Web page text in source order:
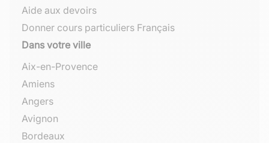
Aide aux devoirs
Donner cours particuliers Français
Dans votre ville
Aix-en-Provence
Amiens
Angers
Avignon
Bordeaux